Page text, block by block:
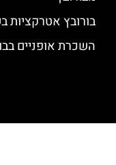
בורובץ אטרקציות
השכרת אופניים